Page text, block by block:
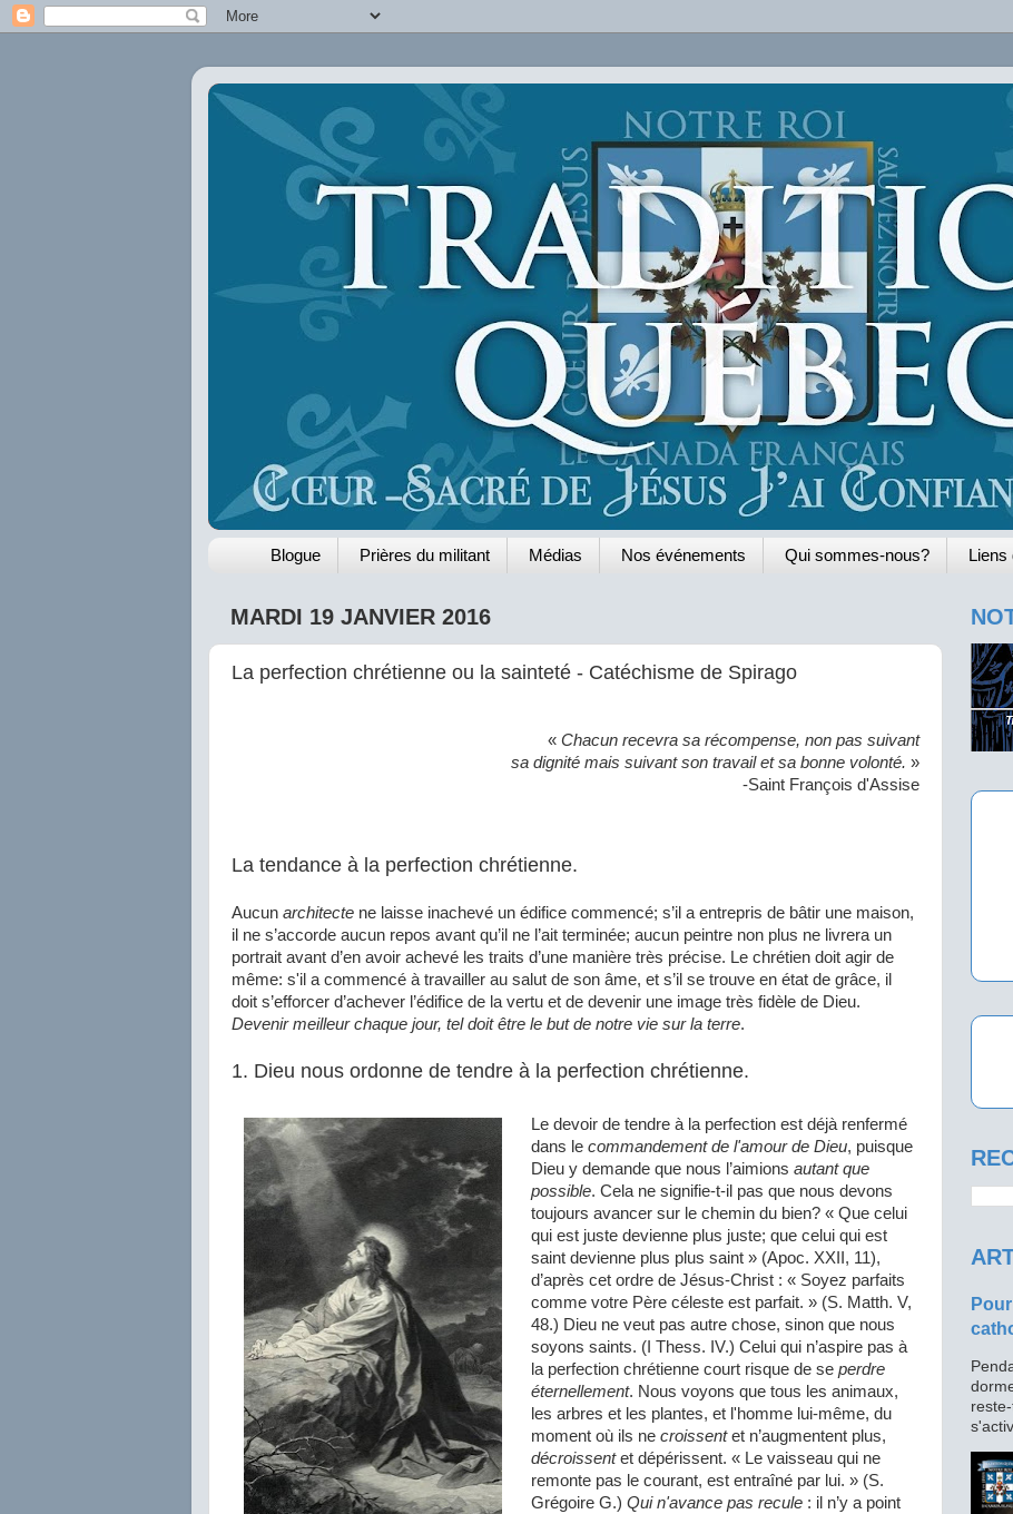
Blogue Prières du militant Médias Nos événements Qui sommes-nous? Liens
MARDI 19 JANVIER 2016
La perfection chrétienne ou la sainteté - Catéchisme de Spirago
« Chacun recevra sa récompense, non pas suivant
sa dignité mais suivant son travail et sa bonne volonté. »
-Saint François d'Assise
La tendance à la perfection chrétienne.
Aucun architecte ne laisse inachevé un édifice commencé; s’il a entrepris de bâtir une maison,
il ne s’accorde aucun repos avant qu’il ne l’ait terminée; aucun peintre non plus ne livrera un
portrait avant d’en avoir achevé les traits d’une manière très précise. Le chrétien doit agir de
même: s'il a commencé à travailler au salut de son âme, et s’il se trouve en état de grâce, il
doit s’efforcer d’achever l’édifice de la vertu et de devenir une image très fidèle de Dieu.
Devenir meilleur chaque jour, tel doit être le but de notre vie sur la terre.
1. Dieu nous ordonne de tendre à la perfection chrétienne.
Le devoir de tendre à la perfection est déjà renfermé
dans le commandement de l'amour de Dieu, puisque
Dieu y demande que nous l’aimions autant que
possible. Cela ne signifie-t-il pas que nous devons
toujours avancer sur le chemin du bien? « Que celui
qui est juste devienne plus juste; que celui qui est
saint devienne plus plus saint » (Apoc. XXII, 11),
d’après cet ordre de Jésus-Christ : « Soyez parfaits
comme votre Père céleste est parfait. » (S. Matth. V,
48.) Dieu ne veut pas autre chose, sinon que nous
soyons saints. (I Thess. IV.) Celui qui n’aspire pas à
la perfection chrétienne court risque de se perdre
éternellement. Nous voyons que tous les animaux,
les arbres et les plantes, et l'homme lui-même, du
moment où ils ne croissentet n’augmentent plus,
décroissentet dépérissent. « Le vaisseau qui ne
remonte pas le courant, est entraîné par lui. » (S.
Grégoire G.) Qui n'avance pas recule: il n’y a point